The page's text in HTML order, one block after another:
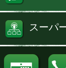
試合